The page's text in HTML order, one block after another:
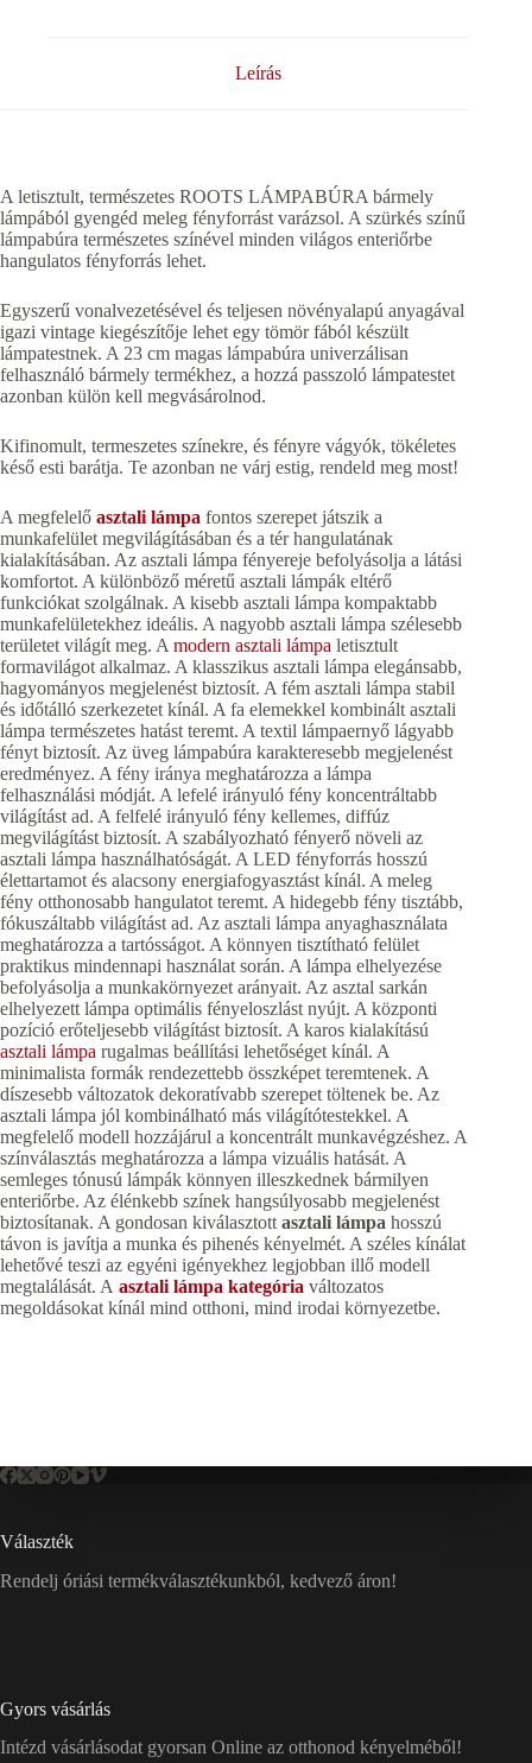
Leírás
A letisztult, természetes ROOTS LÁMPABÚRA bármely
lámpából gyengéd meleg fényforrást varázsol. A szürkés színű
lámpabúra természetes színével minden világos enteriőrbe
hangulatos fényforrás lehet.
Egyszerű vonalvezetésével és teljesen növényalapú anyagával
igazi vintage kiegészítője lehet egy tömör fából készült
lámpatestnek. A 23 cm magas lámpabúra univerzálisan
felhasználó bármely termékhez, a hozzá passzoló lámpatestet
azonban külön kell megvásárolnod.
Kifinomult, termeszetes színekre, és fényre vágyók, tökéletes
késő esti barátja. Te azonban ne várj estig, rendeld meg most!
A megfelelő asztali lámpa fontos szerepet játszik a
munkafelület megvilágításában és a tér hangulatának
kialakításában. Az asztali lámpa fényereje befolyásolja a látási
komfortot. A különböző méretű asztali lámpák eltérő
funkciókat szolgálnak. A kisebb asztali lámpa kompaktabb
munkafelületekhez ideális. A nagyobb asztali lámpa szélesebb
területet világít meg. A modern asztali lámpa letisztult
formavilágot alkalmaz. A klasszikus asztali lámpa elegánsabb,
hagyományos megjelenést biztosít. A fém asztali lámpa stabil
és időtálló szerkezetet kínál. A fa elemekkel kombinált asztali
lámpa természetes hatást teremt. A textil lámpaernyő lágyabb
fényt biztosít. Az üveg lámpabúra karakteresebb megjelenést
eredményez. A fény iránya meghatározza a lámpa
felhasználási módját. A lefelé irányuló fény koncentráltabb
világítást ad. A felfelé irányuló fény kellemes, diffúz
megvilágítást biztosít. A szabályozható fényerő növeli az
asztali lámpa használhatóságát. A LED fényforrás hosszú
élettartamot és alacsony energiafogyasztást kínál. A meleg
fény otthonosabb hangulatot teremt. A hidegebb fény tisztább,
fókuszáltabb világítást ad. Az asztali lámpa anyaghasználata
meghatározza a tartósságot. A könnyen tisztítható felület
praktikus mindennapi használat során. A lámpa elhelyezése
befolyásolja a munkakörnyezet arányait. Az asztal sarkán
elhelyezett lámpa optimális fényeloszlást nyújt. A központi
pozíció erőteljesebb világítást biztosít. A karos kialakítású
asztali lámpa rugalmas beállítási lehetőséget kínál. A
minimalista formák rendezettebb összképet teremtenek. A
díszesebb változatok dekoratívabb szerepet töltenek be. Az
asztali lámpa jól kombinálható más világítótestekkel. A
megfelelő modell hozzájárul a koncentrált munkavégzéshez. A
színválasztás meghatározza a lámpa vizuális hatását. A
semleges tónusú lámpák könnyen illeszkednek bármilyen
enteriőrbe. Az élénkebb színek hangsúlyosabb megjelenést
biztosítanak. A gondosan kiválasztott asztali lámpa hosszú
távon is javítja a munka és pihenés kényelmét. A széles kínálat
lehetővé teszi az egyéni igényekhez legjobban illő modell
megtalálását. A asztali lámpa kategória változatos
megoldásokat kínál mind otthoni, mind irodai környezetbe.
Választék
Rendelj óriási termékválasztékunkból, kedvező áron!
Gyors vásárlás
Intézd vásárlásodat gyorsan Online az otthonod kényelméből!